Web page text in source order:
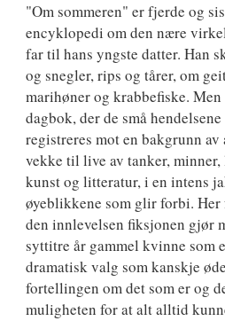
"Om sommeren" er fjerde og
encyklopedi om den nære
far til hans yngste datter. Han
og snegler, rips og tårer, om
marihøner og krabbefiske.
dagbok, der de små
registreres mot en bakgrunn av
vekke til live av tanker,
kunst og litteratur, i en intens
øyeblikkene som glir forbi.
den innlevelsen fiksjonen gjør
syttitre år gammel kvinne som
dramatisk valg som kanskje
fortellingen om det som er og
muligheten for at alt alltid